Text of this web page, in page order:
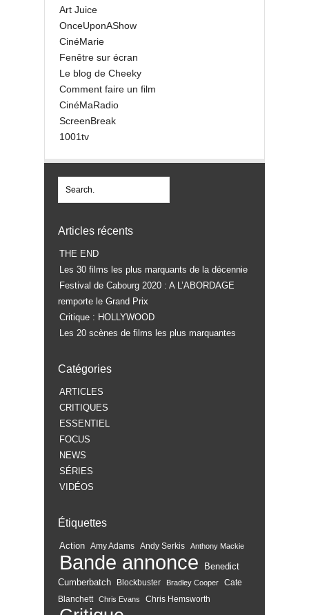
Art Juice
OnceUponAShow
CinéMarie
Fenêtre sur écran
Le blog de Cheeky
Comment faire un film
CinéMaRadio
ScreenBreak
1001tv
Articles récents
THE END
Les 30 films les plus marquants de la décennie
Festival de Cabourg 2020 : A L’ABORDAGE
remporte le Grand Prix
Critique : HOLLYWOOD
Les 20 scènes de films les plus marquantes
Catégories
ARTICLES
CRITIQUES
ESSENTIEL
FOCUS
NEWS
SÉRIES
VIDÉOS
Étiquettes
Action Amy Adams Andy Serkis Anthony Mackie
Bande annonce
Benedict
Cumberbatch
Blockbuster Bradley Cooper
Cate
Blanchett
Chris Evans Chris Hemsworth